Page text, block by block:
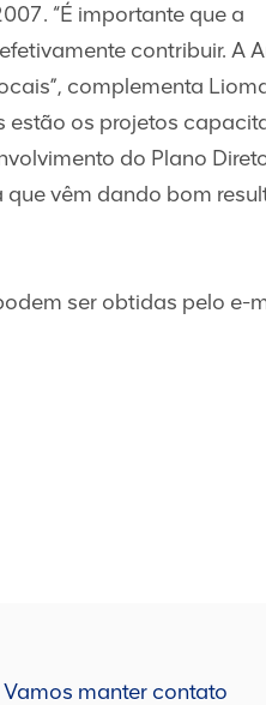
“É importante que a
contribuir. A
complementa
estão os projetos
do Plano
vêm dando bom
ser obtidas pelo e-
Vamos manter contato